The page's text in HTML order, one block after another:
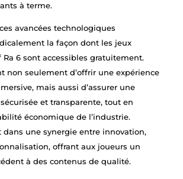
à terme.
ces avancées technologiques
la façon dont les jeux
6 sont accessibles gratuitement.
non seulement d’offrir une expérience
mais aussi d’assurer une
et transparente, tout en
économique de l’industrie.
dans une synergie entre innovation,
offrant aux joueurs un
à des contenus de qualité.